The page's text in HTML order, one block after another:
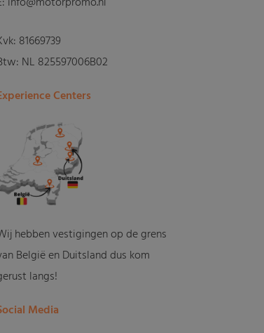
81669739
NL 825597006B02
Centers
hebben vestigingen op de grens
België en Duitsland dus kom
langs!
Media